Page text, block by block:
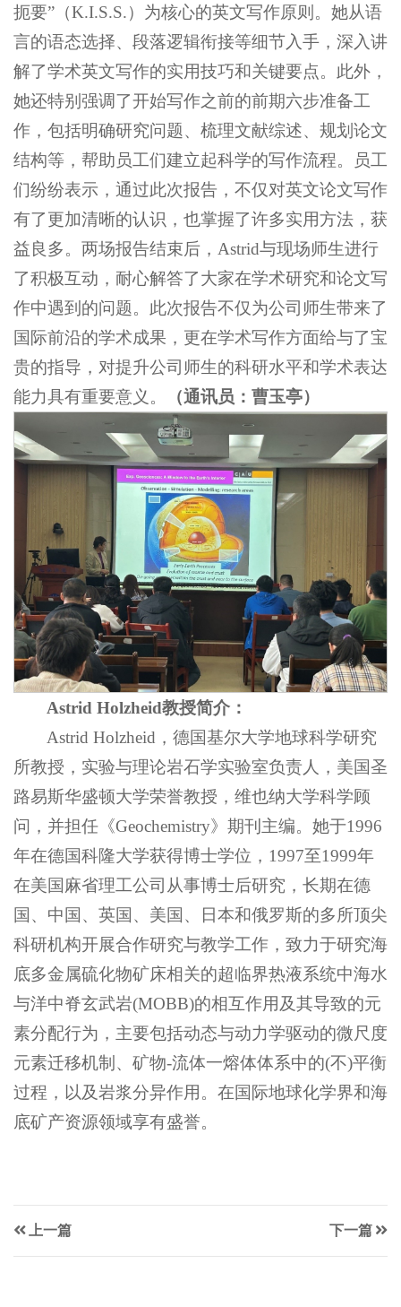
扼要”（K.I.S.S.）为核心的英文写作原则。她从语
言的语态选择、段落逻辑衔接等细节入手，深入讲
解了学术英文写作的实用技巧和关键要点。此外，
她还特别强调了开始写作之前的前期六步准备工
作，包括明确研究问题、梳理文献综述、规划论文
结构等，帮助员工们建立起科学的写作流程。员工
们纷纷表示，通过此次报告，不仅对英文论文写作
有了更加清晰的认识，也掌握了许多实用方法，获
益良多。两场报告结束后，Astrid与现场师生进行
了积极互动，耐心解答了大家在学术研究和论文写
作中遇到的问题。此次报告不仅为公司师生带来了
国际前沿的学术成果，更在学术写作方面给与了宝
贵的指导，对提升公司师生的科研水平和学术表达
能力具有重要意义。
（通讯员：曹玉亭）
Astrid Holzheid教授简介：
Astrid Holzheid，德国基尔大学地球科学研究
所教授，实验与理论岩石学实验室负责人，美国圣
路易斯华盛顿大学荣誉教授，维也纳大学科学顾
问，并担任《Geochemistry》期刊主编。她于1996
年在德国科隆大学获得博士学位，1997至1999年
在美国麻省理工公司从事博士后研究，长期在德
国、中国、英国、美国、日本和俄罗斯的多所顶尖
科研机构开展合作研究与教学工作，致力于研究海
底多金属硫化物矿床相关的超临界热液系统中海水
与洋中脊玄武岩(MOBB)的相互作用及其导致的元
素分配行为，主要包括动态与动力学驱动的微尺度
元素迁移机制、矿物-流体一熔体体系中的(不)平衡
过程，以及岩浆分异作用。在国际地球化学界和海
底矿产资源领域享有盛誉。
上一篇 下一篇